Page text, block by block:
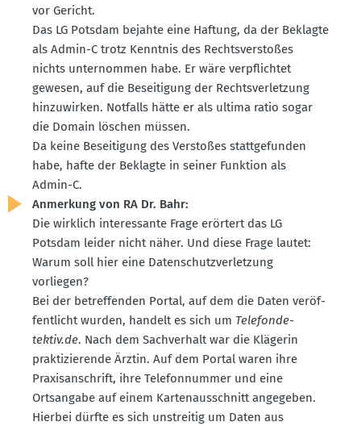
vor Gericht.
Das LG Potsdam bejahte eine Haftung, da der Beklagte
als Admin-C trotz Kenntnis des Rechts­ver­stoßes
nichts unter­nommen habe. Er wäre verpflichtet
gewesen, auf die Besei­tigung der Rechts­ver­letzung
hinzu­wirken. Notfalls hätte er als ultima ratio sogar
die Domain löschen müssen.
Da keine Besei­tigung des Verstoßes statt­ge­funden
habe, hafte der Beklagte in seiner Funktion als
Admin-C.
Anmerkung von RA Dr. Bahr:
Die wirklich inter­es­sante Frage erörtert das LG
Potsdam leider nicht näher. Und diese Frage lautet:
Warum soll hier eine Daten­schutz­ver­letzung
vorliegen?
Bei der betref­fenden Portal, auf dem die Daten veröf­
fent­licht wurden, handelt es sich um Telefon­de­
tektiv.de. Nach dem Sachverhalt war die Klägerin
prakti­zie­rende Ärztin. Auf dem Portal waren ihre
Praxis­an­schrift, ihre Telefon­nummer und eine
Ortsangabe auf einem Karten­aus­schnitt angegeben.
Hierbei dürfte es sich unstreitig um Daten aus